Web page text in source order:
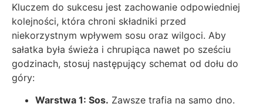
Kluczem do sukcesu jest zachowanie odpowiedniej
kolejności, która chroni składniki przed
niekorzystnym wpływem sosu oraz wilgoci. Aby
sałatka była świeża i chrupiąca nawet po sześciu
godzinach, stosuj następujący schemat od dołu do
góry:
Warstwa 1: Sos. Zawsze trafia na samo dno.